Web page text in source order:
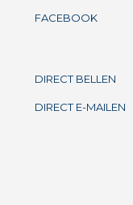
FACEBOOK
DIRECT BELLEN
DIRECT E-MAILEN